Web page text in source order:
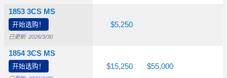
1853 3CS MS
开始选购！
已更新: 2026/3/30
1854 3CS MS
开始选购！
$850 $5,250
$2,400 $15,250 $55,000